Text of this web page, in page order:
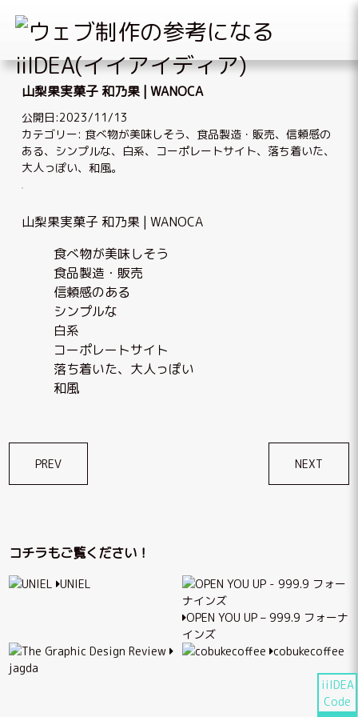
Skip
content
iiIDEA
Code
山梨果実菓子 和乃果 | WANOCA
公開日:2023/11/13
カテゴリー: 食べ物が美味しそう、 食品製造・販売、信頼感の
ある、 シンプルな、 白系、 コーポレートサイト、 落ち着いた、
大人っぽい、和風。
山梨果実菓子 和乃果 | WANOCA
食べ物が美味しそう
食品製造・販売
信頼感のある
シンプルな
白系
コーポレートサイト
落ち着いた、大人っぽい
和風
稿
ゲ
ー
ョ
ン
PREV NEXT
コチラもご覧ください！
UNIEL
OPEN YOU UP – 999.9 フォーナ
インズ
jagda
cobukecoffee